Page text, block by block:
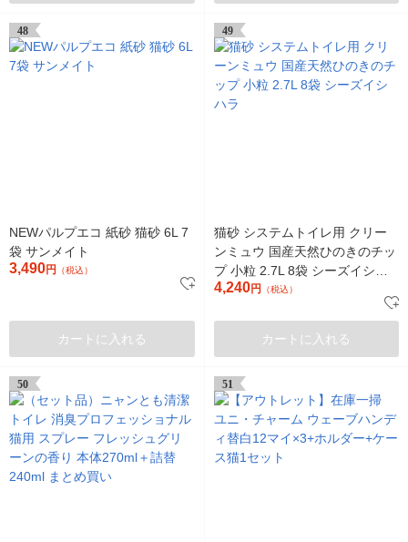
48
NEWパルプエコ 紙砂 猫砂 6L 7
袋 サンメイト
3,490円 （税込）
カートに入れる
49
猫砂 システムトイレ用 クリー
ンミュウ 国産天然ひのきのチッ
プ 小粒 2.7L 8袋 シーズイシハ
ラ
4,240円 （税込）
カートに入れる
50 51